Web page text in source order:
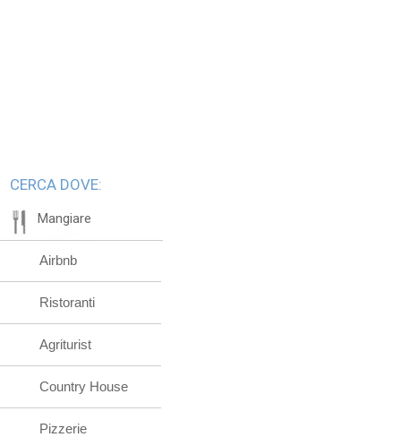
CERCA DOVE:
Mangiare
Airbnb
Ristoranti
Agriturist
Country House
Pizzerie